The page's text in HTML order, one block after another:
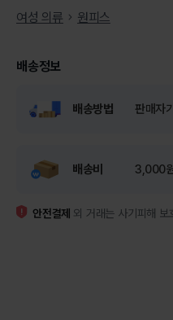
여성 의류
원피스
배송정보
배송방법 판매자
배송비 3,000
안전결제 외 거래는 사기피해 보